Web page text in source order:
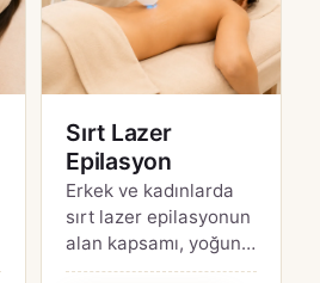
Sırt Lazer
Epilasyon
Erkek ve kadınlarda
sırt lazer epilasyonun
alan kapsamı, yoğun
kıl yapısı, hazırlık ve